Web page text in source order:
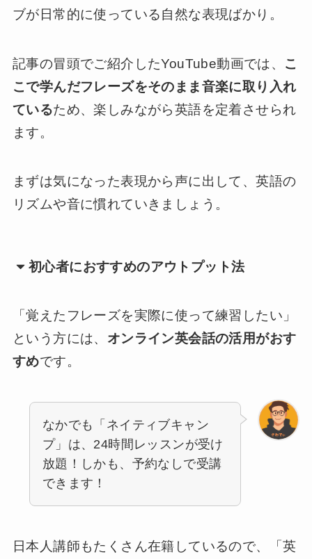
ブが日常的に使っている自然な表現ばかり。
記事の冒頭でご紹介したYouTube動画では、 こ
こで学んだフレーズをそのまま音楽に取り入れ
ているため、楽しみながら英語を定着させられ
ます。
まずは気になった表現から声に出して、英語の
リズムや音に慣れていきましょう。
初心者におすすめのアウトプット法
「覚えたフレーズを実際に使って練習したい」
という方には、 オンライン英会話の活用がおす
すめです。
なかでも「ネイティブキャン
プ」は、24時間レッスンが受け
放題！しかも、予約なしで受講
できます！
日本人講師もたくさん在籍しているので、「英